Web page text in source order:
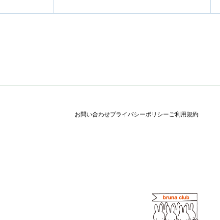
お問い合わせプライバシーポリシーご利用規約